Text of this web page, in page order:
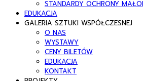
STANDARDY OCHRONY
EDUKACJA
GALERIA SZTUKI WSPÓŁCZESNEJ
O NAS
WYSTAWY
CENY BILETÓW
EDUKACJA
KONTAKT